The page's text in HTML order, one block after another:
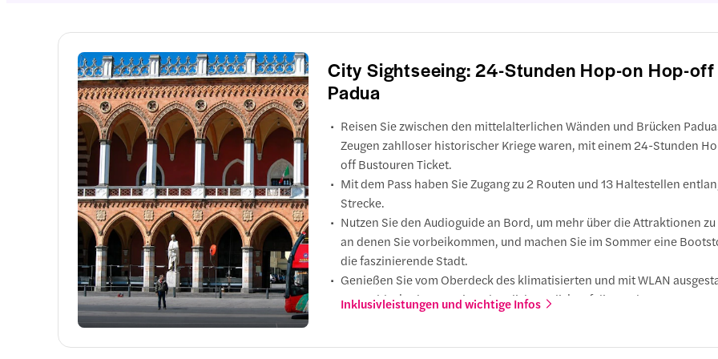
City Sightseeing: 24-Stunden Hop-on Hop-off
Padua
Reisen Sie zwischen den mittelalterlichen Wänden und Brücken
Zeugen zahlloser historischer Kriege waren, mit einem 24-Stunden
off Bustouren Ticket.
Mit dem Pass haben Sie Zugang zu 2 Routen und 13 Haltestellen
Strecke.
Nutzen Sie den Audioguide an Bord, um mehr über die Attraktionen
an denen Sie vorbeikommen, und machen Sie im Sommer eine
die faszinierende Stadt.
Genießen Sie vom Oberdeck des klimatisierten und mit WLAN
Doppeldeckerbusses einen herrlichen Blick auf die Stadt.
Inklusivleistungen und wichtige Infos